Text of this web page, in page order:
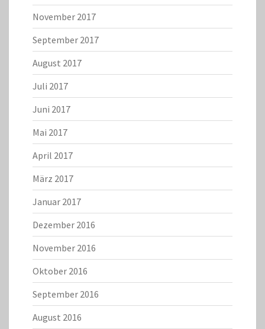
November 2017
September 2017
August 2017
Juli 2017
Juni 2017
Mai 2017
April 2017
März 2017
Januar 2017
Dezember 2016
November 2016
Oktober 2016
September 2016
August 2016